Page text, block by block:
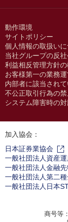
動作環境
サイトポリシー
個人情報の取扱い
当社グループの反
利益相反管理方針
お客様第一の業務
内部者に該当され
不公正取引行為の
システム障害時の
加入協会：
日本証券業協会
一般社団法人資産
一般社団法人金融
一般社団法人第二
一般社団法人日本
商号等